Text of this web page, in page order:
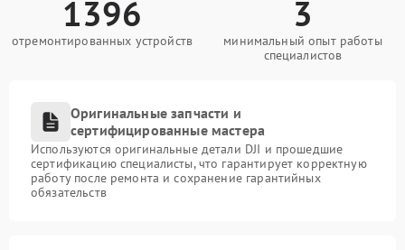
1396
отремонтированных устройств
3
минимальный опыт работы
специалистов
Оригинальные запчасти и
сертифицированные мастера
Используются оригинальные детали DJI и прошедшие
сертификацию специалисты, что гарантирует корректную
работу после ремонта и сохранение гарантийных
обязательств